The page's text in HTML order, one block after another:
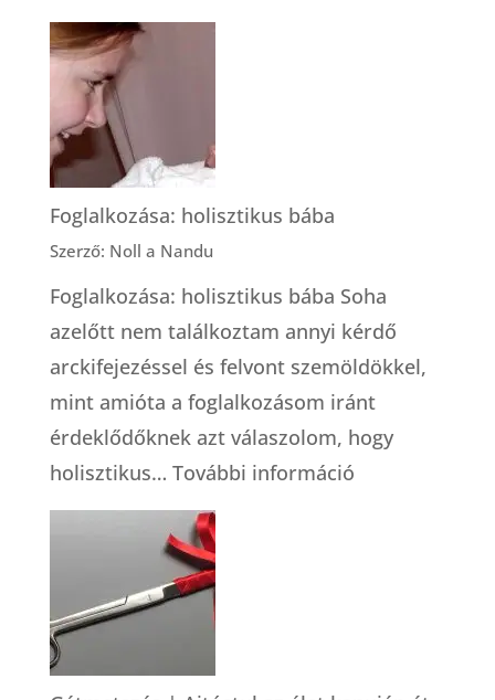
Foglalkozása: holisztikus bába
Szerző: Noll a Nandu
Foglalkozása: holisztikus bába Soha
azelőtt nem találkoztam annyi kérdő
arckifejezéssel és felvont szemöldökkel,
mint amióta a foglalkozásom iránt
érdeklődőknek azt válaszolom, hogy
holisztikus… További információ: